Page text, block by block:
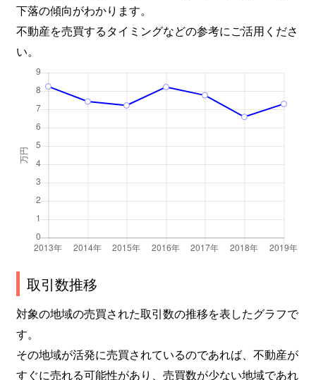
下落の傾向がわかります。
不動産を売買するタイミングなどの参考にご活用くださ
い。
取引数推移
対象の地域の売買された取引数の推移を表したグラフで
す。
その地域が活発に売買されているのであれば、不動産が
すぐに売れる可能性があり、売買数が少ない地域であれ